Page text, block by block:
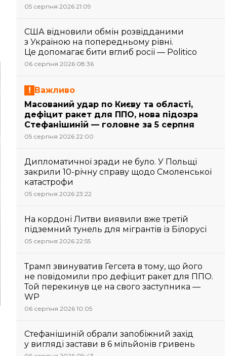
05 серпня 2026 21:09
США відновили обмін розвідданими
з Україною на попередньому рівні.
Це допомагає бити вглиб росії — Politico
06 серпня 2026 08:36
Важливо
Масований удар по Києву та області,
дефіцит ракет для ППО, нова підозра
Стефанішиній — головне за 5 серпня
05 серпня 2026 22:00
Дипломатичної зради не було. У Польщі
закрили 10-річну справу щодо Смоленської
катастрофи
05 серпня 2026 23:22
На кордоні Литви виявили вже третій
підземний тунель для мігрантів із Білорусі
05 серпня 2026 22:55
Трамп звинуватив Гегсета в тому, що його
не повідомили про дефіцит ракет для ППО.
Той перекинув це на свого заступника —
WP
06 серпня 2026 10:05
Стефанішиній обрали запобіжний захід
у вигляді застави в 6 мільйонів гривень